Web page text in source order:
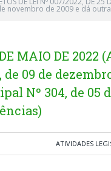
novembro de 2009 e dá
MAIO DE 2022
09 de
Nº 304, de 05
ATIVIDADES